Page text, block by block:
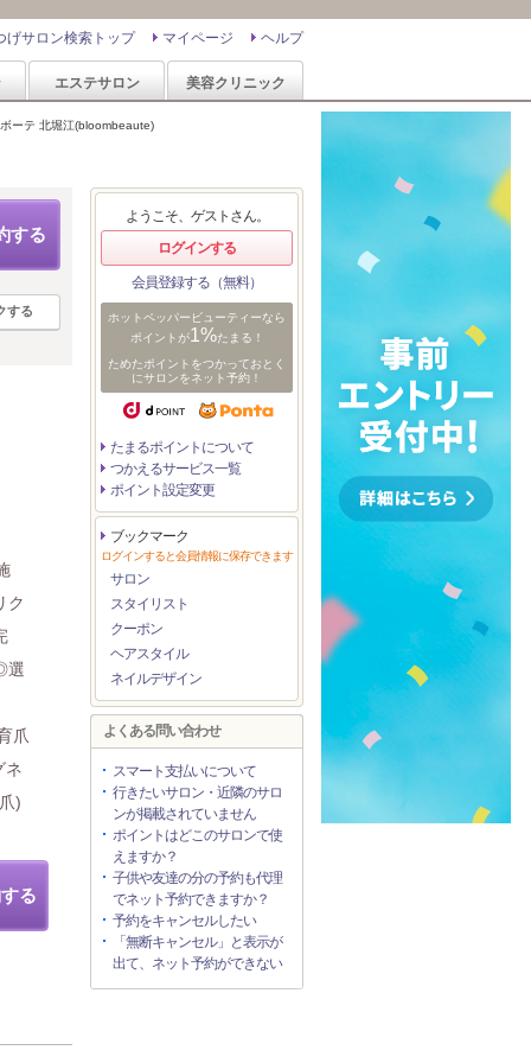
ヘルプ
マイページ
げサロン検索トップ
エステサロン 美容クリニック
ーテ 北堀江(bloombeaute)
する
する
ク
選
爪
ネ
)
る
ようこそ、ゲストさん。
ログインする
会員登録する（無料）
ホットペッパービューティーなら
ポイントが1%たまる！
ためたポイントをつかっておとく
にサロンをネット予約！
たまるポイントについて
つかえるサービス一覧
ポイント設定変更
ブックマーク
ログインすると会員情報に保存できます
サロン
スタイリスト
クーポン
ヘアスタイル
ネイルデザイン
よくある問い合わせ
スマート支払いについて
行きたいサロン・近隣のサロ
ンが掲載されていません
ポイントはどこのサロンで使
えますか？
子供や友達の分の予約も代理
でネット予約できますか？
予約をキャンセルしたい
「無断キャンセル」と表示が
出て、ネット予約ができない